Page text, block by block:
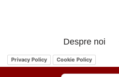
Despre noi
Privacy Policy Cookie Policy